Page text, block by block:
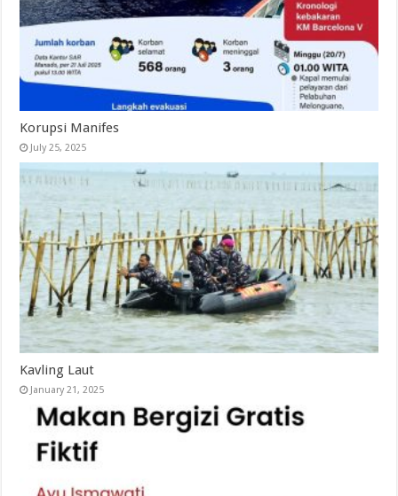
Korupsi Manifes
July 25, 2025
Kavling Laut
January 21, 2025